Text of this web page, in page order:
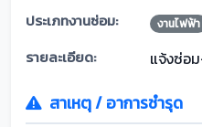
ประเภทงานซ่อม: งานไฟฟ้า
รายละเอียด: แจ้งซ่อ
สาเหตุ / อาการชำรุด